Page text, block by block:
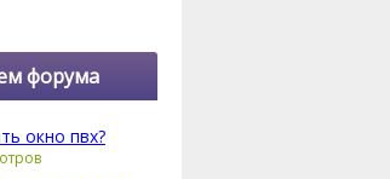
форума
окно пвх?